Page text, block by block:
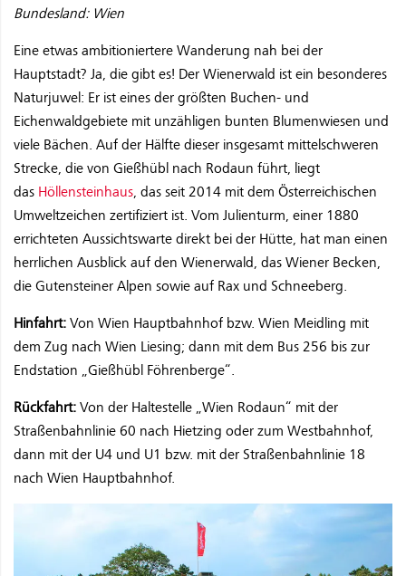
Bundesland: Wien
Eine etwas ambitioniertere Wanderung nah bei der
Hauptstadt? Ja, die gibt es! Der Wienerwald ist ein besonderes
Naturjuwel: Er ist eines der größten Buchen- und
Eichenwaldgebiete mit unzähligen bunten Blumenwiesen und
viele Bächen. Auf der Hälfte dieser insgesamt mittelschweren
Strecke, die von Gießhübl nach Rodaun führt, liegt
das Höllensteinhaus, das seit 2014 mit dem Österreichischen
Umweltzeichen zertifiziert ist. Vom Julienturm, einer 1880
errichteten Aussichtswarte direkt bei der Hütte, hat man einen
herrlichen Ausblick auf den Wienerwald, das Wiener Becken,
die Gutensteiner Alpen sowie auf Rax und Schneeberg.
Hinfahrt: Von Wien Hauptbahnhof bzw. Wien Meidling mit
dem Zug nach Wien Liesing; dann mit dem Bus 256 bis zur
Endstation „Gießhübl Föhrenberge“.
Rückfahrt: Von der Haltestelle „Wien Rodaun“ mit der
Straßenbahnlinie 60 nach Hietzing oder zum Westbahnhof,
dann mit der U4 und U1 bzw. mit der Straßenbahnlinie 18
nach Wien Hauptbahnhof.